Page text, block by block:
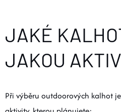
JAKÉ
JAKOU
Při výběru outdoorových kalhot